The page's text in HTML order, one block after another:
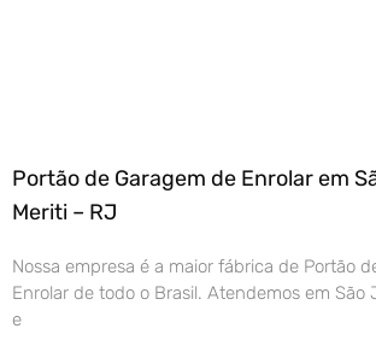
Portão de Garagem de Enrolar em
Meriti – RJ
Nossa empresa é a maior fábrica de Portão
Enrolar de todo o Brasil. Atendemos em São
e